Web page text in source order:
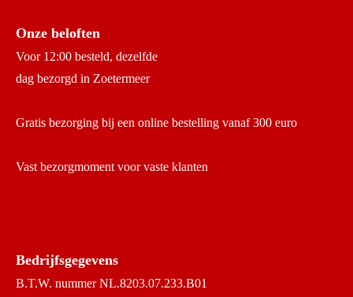
Onze beloften
Voor 12:00 besteld, dezelfde
dag bezorgd in Zoetermeer
Gratis bezorging bij een online bestelling vanaf 300 euro
Vast bezorgmoment voor vaste klanten
Bedrijfsgegevens
B.T.W. nummer NL.8203.07.233.B01